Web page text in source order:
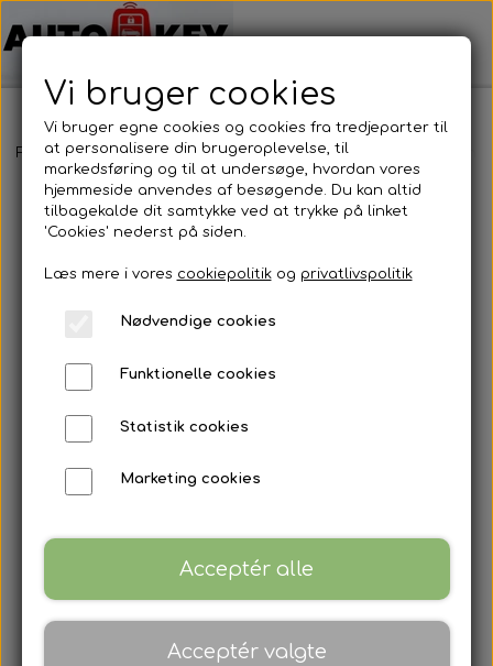
Forside Bilnøgler Suzuki Alm. Bilnøgler
Vi bruger cookies
Vi bruger egne cookies og cookies fra tredjeparter til
at personalisere din brugeroplevelse, til
markedsføring og til at undersøge, hvordan vores
hjemmeside anvendes af besøgende. Du kan altid
tilbagekalde dit samtykke ved at trykke på linket
'Cookies' nederst på siden.
Læs mere i vores cookiepolitikog privatlivspolitik
Nødvendige cookies
Funktionelle cookies
Statistik cookies
Marketing cookies
Acceptér alle
Acceptér valgte